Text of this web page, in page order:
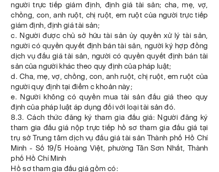
người trực tiếp giám định, định giá tài sản; cha, mẹ, vợ,
chồng, con, anh ruột, chị ruột, em ruột của người trực tiếp
giám định, định giá tài sản;
c. Người được chủ sở hữu tài sản ủy quyền xử lý tài sản,
người có quyền quyết định bán tài sản, người ký hợp đồng
dịch vụ đấu giá tài sản, người có quyền quyết định bán tài
sản của người khác theo quy định của pháp luật;
d. Cha, mẹ, vợ, chồng, con, anh ruột, chị ruột, em ruột của
người quy định tại điểm c khoản này;
e. Người không có quyền mua tài sản đấu giá theo quy
định của pháp luật áp dụng đối với loại tài sản đó.
8.3. Cách thức đăng ký tham gia đấu giá: Người đăng ký
tham gia đấu giá nộp trực tiếp hồ sơ tham gia đấu giá tại
trụ sở Trung tâm dịch vụ đấu giá tài sản Thành phố Hồ Chí
Minh - Số 19/5 Hoàng Việt, phường Tân Sơn Nhất, Thành
phố Hồ Chí Minh
Hồ sơ tham gia đấu giá gồm có: